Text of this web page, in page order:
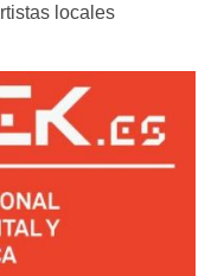
locales